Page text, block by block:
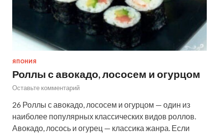
ЯПОНИЯ
Роллы с авокадо, лососем и огурцом
Оставьте комментарий
26 Роллы с авокадо, лососем и огурцом — один из
наиболее популярных классических видов роллов.
Авокадо, лосось и огурец — классика жанра. Если